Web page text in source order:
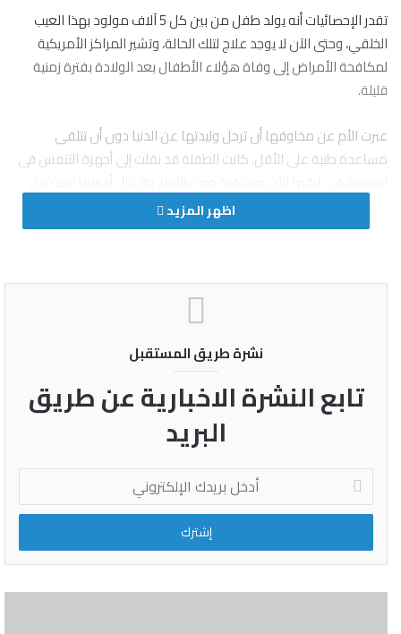
تقدر الإحصائيات أنه يولد طفل من بين كل 5 آلاف مولود بهذا العيب
الخلقي، وحتى الآن لا يوجد علاج لتلك الحالة، وتشير المراكز الأمريكية
لمكافحة الأمراض إلى وفاة هؤلاء الأطفال بعد الولادة بفترة زمنية
قليلة.
عبرت الأم عن مخاوفها أن ترحل وليدتها عن الدنيا دون أن تتلقى
مساعدة طبية على الأقل. كانت الطفلة قد نقلت إلى أجهزة التنفس في
سبل أخرى لجمع المال من أجل شفاء ابنتها، أو مساعدة أطباء أجانب.
اظهر المزيد
نشرة طريق المستقبل
تابع النشرة الاخبارية عن طريق
البريد
أدخل
بريدك
الإلكتروني